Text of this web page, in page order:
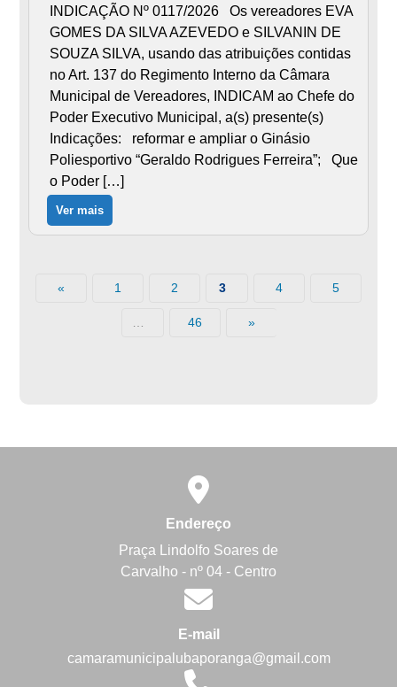
INDICAÇÃO Nº 0117/2026 Os vereadores EVA
GOMES DA SILVA AZEVEDO e SILVANIN DE
SOUZA SILVA, usando das atribuições contidas
no Art. 137 do Regimento Interno da Câmara
Municipal de Vereadores, INDICAM ao Chefe do
Poder Executivo Municipal, a(s) presente(s)
Indicações: reformar e ampliar o Ginásio
Poliesportivo “Geraldo Rodrigues Ferreira”; Que
o Poder […]
Ver mais
« 1 2 3 4 5
… 46 »
Endereço
Praça Lindolfo Soares de
Carvalho - nº 04 - Centro
E-mail
camaramunicipalubaporanga@gmail.com